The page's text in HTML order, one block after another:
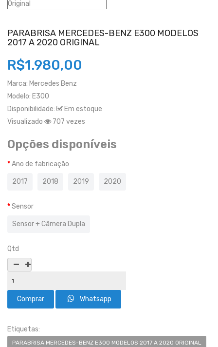
PARABRISA MERCEDES-BENZ E300 MODELOS
2017 A 2020 ORIGINAL
R$1.980,00
Marca: Mercedes Benz
Modelo: E300
Disponibilidade:
Em estoque
Visualizado
707 vezes
Opções disponíveis
Ano de fabricação
2017 2018 2019 2020
Sensor
Sensor + Câmera Dupla
Qtd
Whatsapp
Etiquetas:
PARABRISA MERCEDES-BENZ E300 MODELOS 2017 A 2020 ORIGINAL